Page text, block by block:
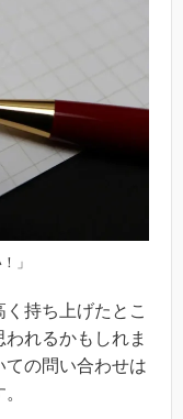
」
持ち上げたとこ
れるかもしれま
の問い合わせは